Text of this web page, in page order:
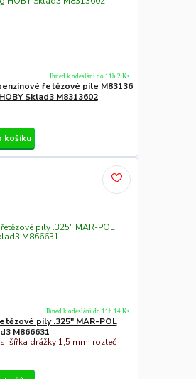
řetězové pile M83136
Sklad3 M8313602
Ihned k odeslání do 11h 2 Ks
košíku
pily .325" MAR-POL
M866631
šířka drážky 1,5 mm, rozteč
Ihned k odeslání do 11h 14 Ks